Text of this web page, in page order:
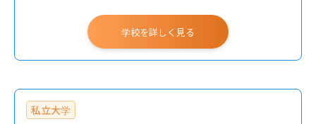
学校を詳しく見る
私立大学